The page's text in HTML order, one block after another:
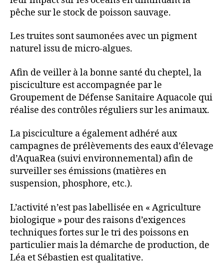
pêche sur le stock de poisson sauvage.
Les truites sont saumonées avec un pigment
naturel issu de micro-algues.
Afin de veiller à la bonne santé du cheptel, la
pisciculture est accompagnée par le
Groupement de Défense Sanitaire Aquacole qui
réalise des contrôles réguliers sur les animaux.
La pisciculture a également adhéré aux
campagnes de prélèvements des eaux d’élevage
d’AquaRea (suivi environnemental) afin de
surveiller ses émissions (matières en
suspension, phosphore, etc.).
L’activité n’est pas labellisée en « Agriculture
biologique » pour des raisons d’exigences
techniques fortes sur le tri des poissons en
particulier mais la démarche de production, de
Léa et Sébastien est qualitative.